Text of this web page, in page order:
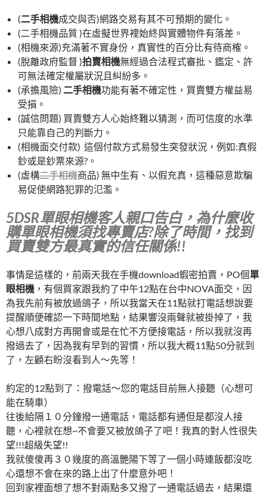
(二手相機成交與否)網路交易有其不可預期的變化。
(二手相機品質 )在虛擬世界裡始終與實體物件有落差。
(相機來源)充滿著不實身份，真實性的百分比有待商榷。
(脫離政府監督 )拍賣相機無經過合法程式審批、鑑定、許
可無法確定權屬狀況且糾紛多。
(承擔風險) 二手相機功能有著不確定性，買賣雙方權益易
受損。
(誠信問題) 買賣雙方人心始終難以猜測，而可信度的水準
只能靠自己的判斷力。
(相機面交付款) 這個付款方式易發生突發狀況，例如:真假
鈔或是鈔票來源?。
(虛構二手相機商品) 無中生有、以假充真，這種惡意欺騙
易促使網路犯罪的氾濫。
5DSR單眼相機客人親口告白，為什麼收
購單眼相機須找專賣店?除了時間，找到
買賣雙方最真實的信任關係!!
事情是這樣的，前兩天我在手機download蝦密拍賣，PO個單
眼相機 ，有個買家跟我約了中午12點在台中NOVA面交，因
為我先前有被放過鴿子，所以我當天在11點就打電話想說要
提醒順便確認一下時間地點，結果響沒兩聲就被掛掉了，我
心想八成對方再開會或是在忙不方便接電話，所以我就沒再
撥過去了，因為我有早到的習慣，所以我大概11點50分就到
了，左顧右盼沒看到人～先等！
約定的12點到了：撥電話～您的電話目前無人接聽（心想可
能在騎車）
往後給隔１０分鐘撥一通電話，電話都有通但是都沒人接
聽，心裡就在想~不會要又被放鴿子了吧！我真的對人性很失
望!!!超級失望!!
我就傻傻再３０幾度的高溫艷陽下等了一個小時連飯都沒吃
心還想不會在來的路上出了什麼意外吧！
回到家裡面想了想不對兩點多又撥了一通電話過去，結果還